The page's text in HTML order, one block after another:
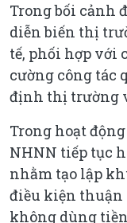
Trong bối cảnh
diễn biến thị
tế, phối hợp với
cường công tác
định thị trường
Trong hoạt
NHNN tiếp tục
nhằm tạo lập
điều kiện
không dùng